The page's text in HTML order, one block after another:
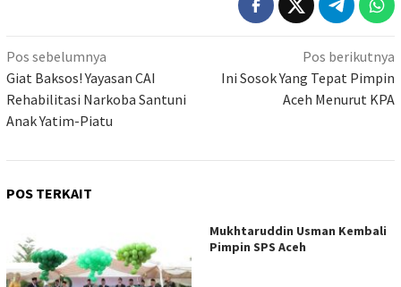
Navigasi
pos
Pos sebelumnya
Giat Baksos! Yayasan CAI
Rehabilitasi Narkoba Santuni
Anak Yatim-Piatu
Pos berikutnya
Ini Sosok Yang Tepat Pimpin
Aceh Menurut KPA
POS TERKAIT
Mukhtaruddin Usman Kembali
Pimpin SPS Aceh